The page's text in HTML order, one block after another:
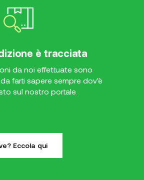
è tracciata
da noi effettuate sono
farti sapere sempre dov'è
sul nostro portale.
Eccola qui